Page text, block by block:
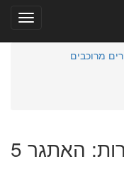
מרוכבים
האתגר 5